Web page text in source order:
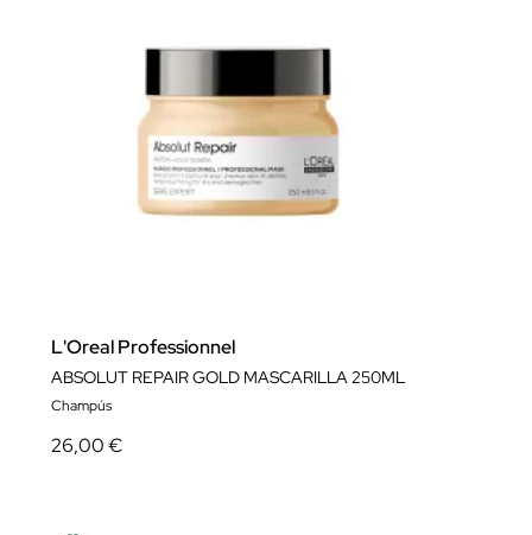
L'Oreal Professionnel
ABSOLUT REPAIR GOLD MASCARILLA 250ML
Champús
26,00 €